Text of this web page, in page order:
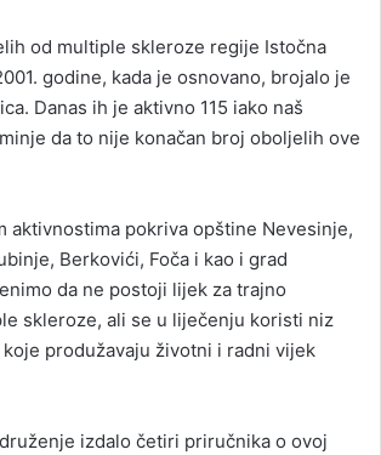
od multiple skleroze regije Istočna
godine, kada je osnovano, brojalo je
Danas ih je aktivno 115 iako naš
da to nije konačan broj oboljelih ove
aktivnostima pokriva opštine Nevesinje,
Berkovići, Foča i kao i grad
da ne postoji lijek za trajno
skleroze, ali se u liječenju koristi niz
produžavaju životni i radni vijek
izdalo četiri priručnika o ovoj